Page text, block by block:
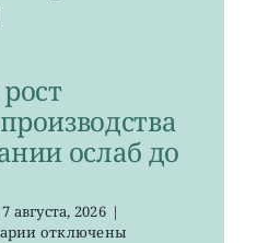
ослаб до
августа, 2026 |
котключены